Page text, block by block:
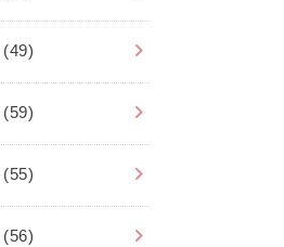
(49)
(59)
(55)
(56)